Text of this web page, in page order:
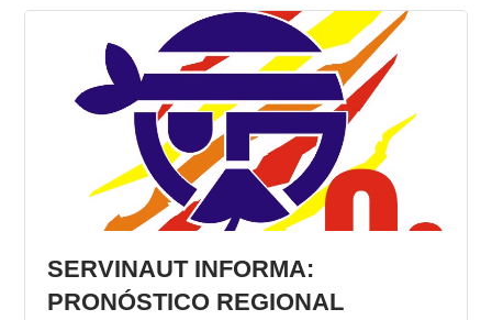
VIDEOS
GALERIA DE FOTOS
APP MÓVIL
SERVINAUT INFORMA:
PRONÓSTICO REGIONAL